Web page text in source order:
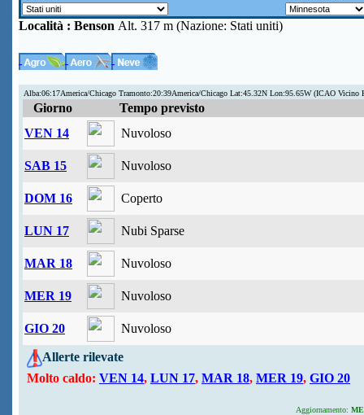
Località : Benson Alt. 317 m (Nazione: Stati uniti)
Alba:06:17America/Chicago Tramonto:20:39America/Chicago Lat:45.32N Lon:95.65W (ICAO Vicino
Giorno
Tempo previsto
VEN 14
Nuvoloso
SAB 15 Nuvoloso
DOM 16 Coperto
LUN 17 Nubi Sparse
MAR 18 Nuvoloso
MER 19 Nuvoloso
GIO 20 Nuvoloso
Allerte rilevate
Molto caldo: VEN 14, LUN 17, MAR 18, MER 19, GIO 20
Aggiornamento: